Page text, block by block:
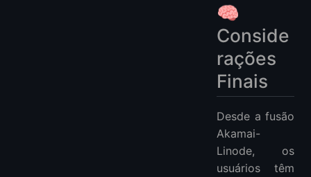
🧠
Conside
rações
Finais
Desde a fusão
Akamai-
Linode, os
usuários têm